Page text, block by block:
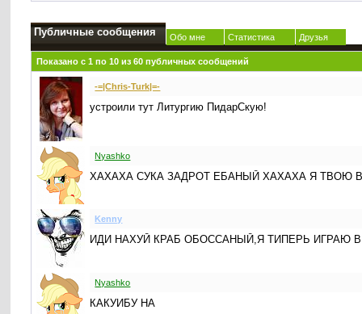
Публичные сообщения Обо мне Статистика Друзья
Показано с 1 по10 из60 публичных сообщений
-=|Chris-Turk|=-
устроили тут Литургию ПидарСкую!
Nyashko
ХАХАХА СУКА ЗАДРОТ ЕБАНЫЙ ХАХАХА Я ТВОЮ
Kenny
ИДИ НАХУЙ КРАБ ОБОССАНЫЙ,Я ТИПЕРЬ ИГРАЮ
Nyashko
КАКУИБУ НА